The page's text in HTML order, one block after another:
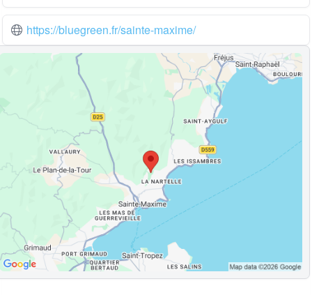
https://bluegreen.fr/sainte-maxime/